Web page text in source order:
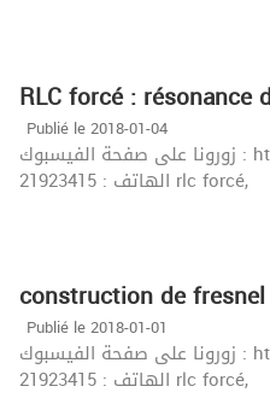
RLC forcé : résonance
Publié le 2018-01-04
زورونا على صفحة الفيسبوك : https://www.facebook.com/khazrischool/ الموقع :khazrischool.com
الهاتف : 21923415 rlc forcé,
construction de
Publié le 2018-01-01
زورونا على صفحة الفيسبوك : https://www.facebook.com/khazrischool/ الموقع :khazrischool.com
الهاتف : 21923415 rlc forcé,